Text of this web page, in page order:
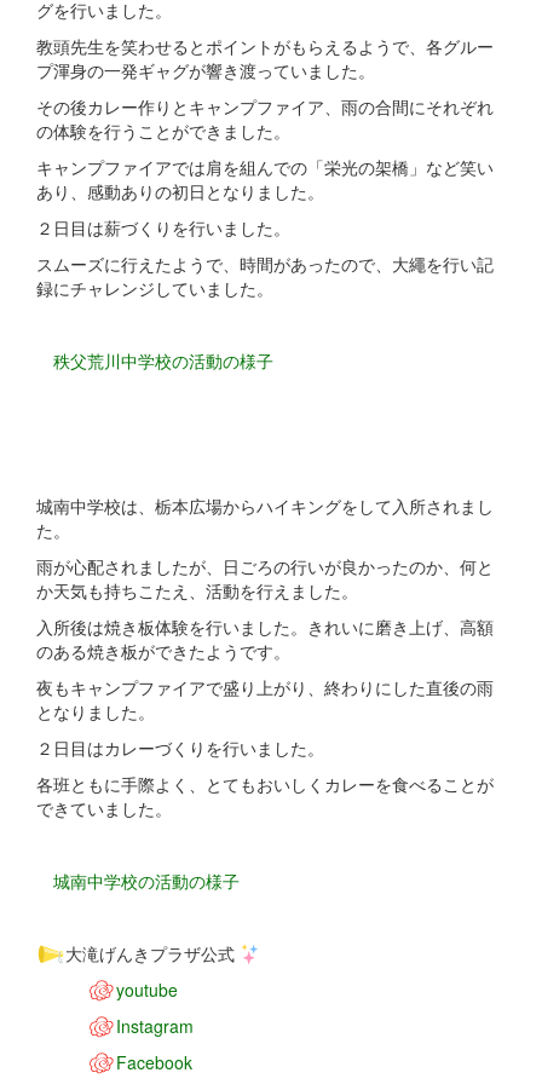
グを行いました。
教頭先生を笑わせるとポイントがもらえるようで、各グルー
プ渾身の一発ギャグが響き渡っていました。
その後カレー作りとキャンプファイア、雨の合間にそれぞれ
の体験を行うことができました。
キャンプファイアでは肩を組んでの「栄光の架橋」など笑い
あり、感動ありの初日となりました。
２日目は薪づくりを行いました。
スムーズに行えたようで、時間があったので、大繩を行い記
録にチャレンジしていました。
秩父荒川中学校の活動の様子
城南中学校は、栃本広場からハイキングをして入所されまし
た。
雨が心配されましたが、日ごろの行いが良かったのか、何と
か天気も持ちこたえ、活動を行えました。
入所後は焼き板体験を行いました。きれいに磨き上げ、高額
のある焼き板ができたようです。
夜もキャンプファイアで盛り上がり、終わりにした直後の雨
となりました。
２日目はカレーづくりを行いました。
各班ともに手際よく、とてもおいしくカレーを食べることが
できていました。
城南中学校の活動の様子
大滝げんきプラザ公式
youtube
Instagram
Facebook